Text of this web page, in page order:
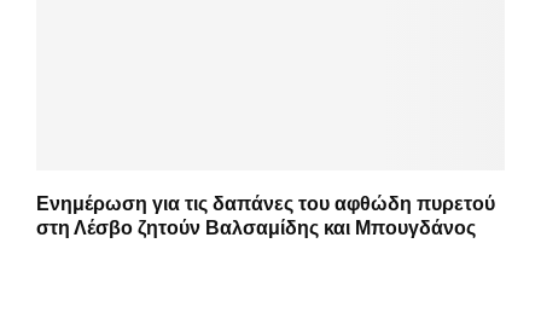
Ενημέρωση για τις δαπάνες του αφθώδη πυρετού
στη Λέσβο ζητούν Βαλσαμίδης και Μπουγδάνος